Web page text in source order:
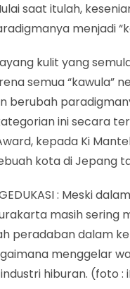
saat itulah,
menjadi
kulit yang
semua “kawula”
berubah
ini secara
kepada Ki
kota di Jepang
: Meski
masih sering
peradaban dalam
menggelar
hiburan. (foto :